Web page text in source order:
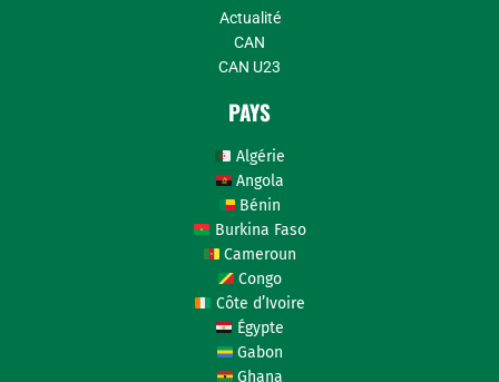
Actualité
CAN
CAN U23
PAYS
Algérie
Angola
Bénin
Burkina Faso
Cameroun
Congo
Côte d’Ivoire
Égypte
Gabon
Ghana